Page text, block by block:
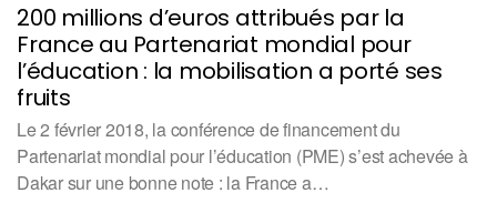
200 millions d’euros attribués par la
France au Partenariat mondial pour
l’éducation : la mobilisation a porté ses
fruits
Le 2 février 2018, la conférence de financement du
Partenariat mondial pour l’éducation (PME) s’est achevée à
Dakar sur une bonne note : la France a…